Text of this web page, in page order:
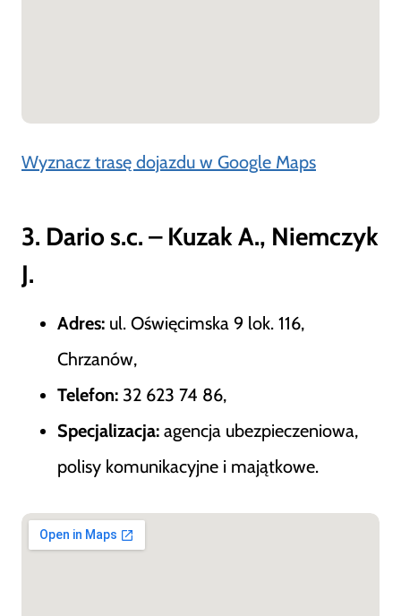
Wyznacz trasę dojazdu w Google Maps
3. Dario s.c. – Kuzak A., Niemczyk
J.
Adres: ul. Oświęcimska 9 lok. 116,
Chrzanów,
Telefon: 32 623 74 86,
Specjalizacja: agencja ubezpieczeniowa,
polisy komunikacyjne i majątkowe.